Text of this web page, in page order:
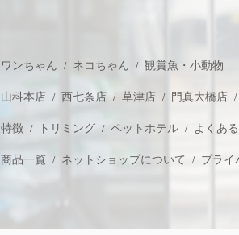
ワンちゃん ネコちゃん 観賞魚・小動物
山科本店 西七条店 草津店 門真大橋店
特徴 トリミング ペットホテル よくあ
商品一覧 ネットショップについて プライ